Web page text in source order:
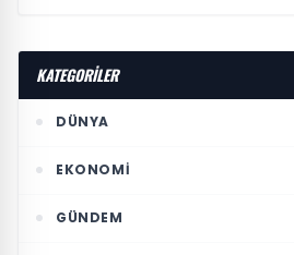
KATEGORİLER
DÜNYA
EKONOMI
GÜNDEM